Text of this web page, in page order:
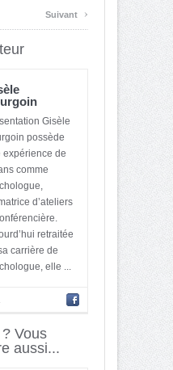
Suivant ›
Gisèle
possède
expérience de
comme
d’ateliers
retraitée
carrière de
elle ...
Vous
aussi...